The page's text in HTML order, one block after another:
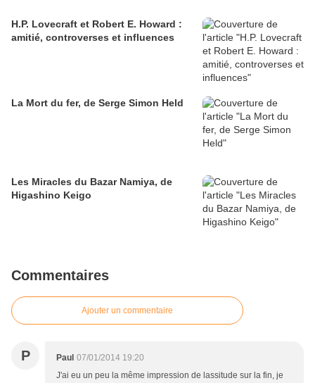
H.P. Lovecraft et Robert E. Howard :
amitié, controverses et influences
La Mort du fer, de Serge Simon Held
Les Miracles du Bazar Namiya, de
Higashino Keigo
Commentaires
Ajouter un commentaire
P Paul 07/01/2014 19:20
J'ai eu un peu la même impression de lassitude sur la fin, je